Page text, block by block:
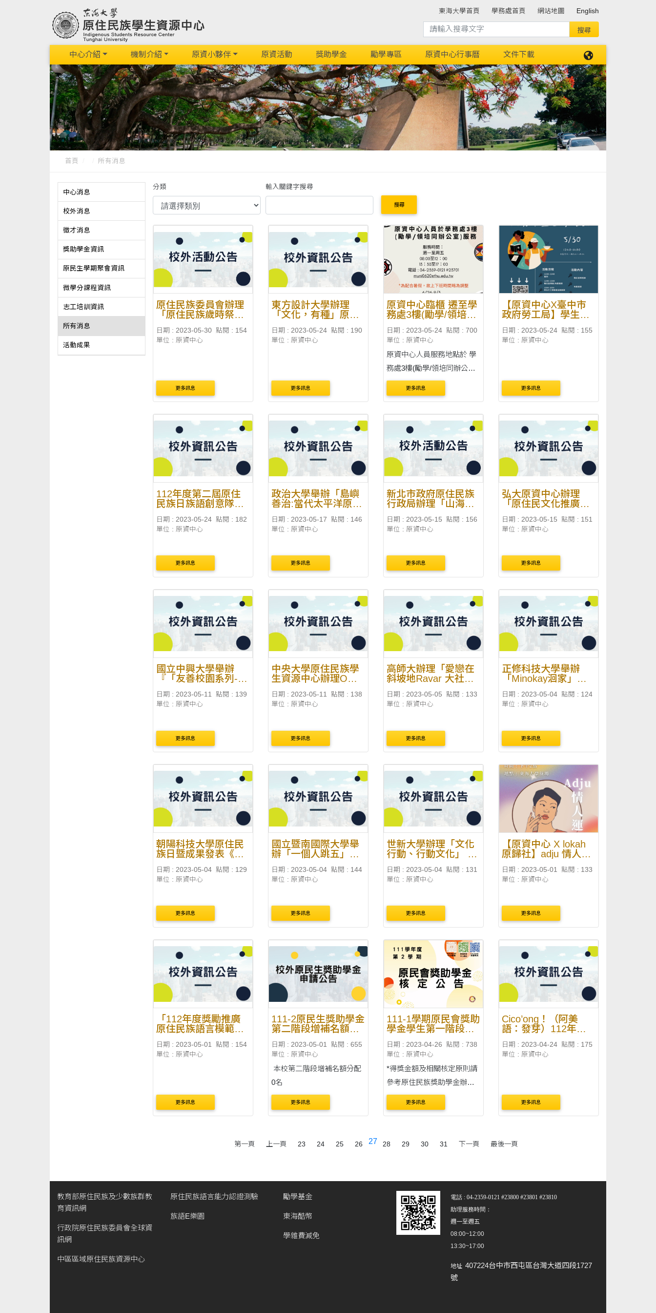
東海大學首頁 學務處首頁 網站地圖 English
中心介紹 機制介紹 原資小夥伴 原資活動 獎助學金 勵學專區 原資中心行事曆 文件下載
首頁 所有消息
中心消息
校外消息
徵才消息
獎助學金資訊
原民生學期聚會資訊
微學分課程資訊
志工培訓資訊
所有消息
活動成果
分類 輸入關鍵字搜尋
搜尋
原住民族委員會辦理
「原住民族歲時祭儀
日起徵件至112年7月
31日止
日期 : 2023-05-30 點閱 : 154
單位 : 原資中心
更多訊息
東方設計大學辦理
「文化，有種」原住
開幕式
日期 : 2023-05-24 點閱 : 190
單位 : 原資中心
更多訊息
原資中心臨櫃 遷至學
務處3樓(勵學/領培同
日期 : 2023-05-24 點閱 : 700
單位 : 原資中心
原資中心人員服務地點於 學
務處3樓(勵學/領培同辦公室)
電話 : 04-2359-0121 #23701
muni0620@thu.edu.tw 助理
08:00至12：00 13：30至
17：00 *為配合暑假，故上
下班時間略為調整 6/26-9/3
星期一....
更多訊息
【原資中心X臺中市
政府勞工局】學生職
日期 : 2023-05-24 點閱 : 155
單位 : 原資中心
更多訊息
112年度第二屆原住
民族日族語創意隊呼
日期 : 2023-05-24 點閱 : 182
單位 : 原資中心
更多訊息
政治大學舉辦「島嶼
善治:當代太平洋原住
青年論壇」
日期 : 2023-05-17
點閱 : 146
單位 : 原資中心
更多訊息
新北市政府原住民族
行政局辦理「山海世
日期 : 2023-05-15
點閱 : 156
單位 : 原資中心
更多訊息
弘大原資中心辦理
「原住民文化推廣社
動會」
日期 : 2023-05-15
點閱 : 151
單位 : 原資中心
更多訊息
國立中興大學舉辦
『「友善校園系列-全
落快樂角-原住民族文
化及議題教育週』
日期 : 2023-05-11
點閱 : 139
單位 : 原資中心
更多訊息
中央大學原住民族學
生資源中心辦理O
Suming舒米恩的音樂
與文化實踐講座
日期 : 2023-05-11
點閱 : 138
單位 : 原資中心
更多訊息
高師大辦理「愛戀在
斜坡地Ravar 大社部
領袖)婚禮文化展演活
動」
日期 : 2023-05-05
點閱 : 133
單位 : 原資中心
更多訊息
正修科技大學舉辦
「Minokay洄家」原
日期 : 2023-05-04 點閱 : 124
單位 : 原資中心
更多訊息
朝陽科技大學原住民
族日暨成果發表《戴
日期 : 2023-05-04 點閱 : 129
單位 : 原資中心
更多訊息
國立暨南國際大學舉
辦「一個人跳五」第
列活動
日期 : 2023-05-04 點閱 : 144
單位 : 原資中心
更多訊息
世新大學辦理「文化
行動、行動文化」 五
日期 : 2023-05-04 點閱 : 131
單位 : 原資中心
更多訊息
【原資中心 X lokah
原歸社】adju 情人運
日期 : 2023-05-01
點閱 : 133
單位 : 原資中心
更多訊息
「112年度獎勵推廣
原住民族語言模範父
親實施計畫」
日期 : 2023-05-01
點閱 : 154
單位 : 原資中心
更多訊息
111-2原民生獎助學金
第二階段增補名額分
配表
日期 : 2023-05-01
點閱 : 655
單位 : 原資中心
本校第二階段增補名額分配
0名
更多訊息
111-1學期原民會獎助
學金學生第一階段核
定名單
日期 : 2023-04-26
點閱 : 738
單位 : 原資中心
*得獎金額及相關核定原則請
參考原住民族獎助學金辦法
(於相關連結) *如申請【助學
金】、【中低收入戶助學
更多訊息
Cico’ong！（阿美
語：發芽）112年度
原住民族工藝產業推
廣計畫—原住民族藝
術與工藝類策展補助
日期 : 2023-04-24 點閱 : 175
單位 : 原資中心
更多訊息
第一頁 上一頁 23 24 25 26 27 28 29 30 31 下一頁 最後一頁
教育部原住民族及少數族群教
育資訊網
行政院原住民族委員會全球資
訊網
中區區域原住民族資源中心
原住民族語言能力認證測驗
族語E樂園
勵學基金
東海酷幣
學雜費減免
電話 : 04-2359-0121 #23800 #23801 #23810
助理服務時間：
週一至週五
08:00~12:00
13:30~17:00
地址407224台中市西屯區台灣大道四段1727
號